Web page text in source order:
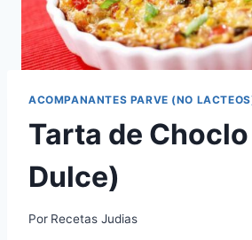
ACOMPANANTES PARVE (NO
Tarta de
Dulce)
Por Recetas Judias